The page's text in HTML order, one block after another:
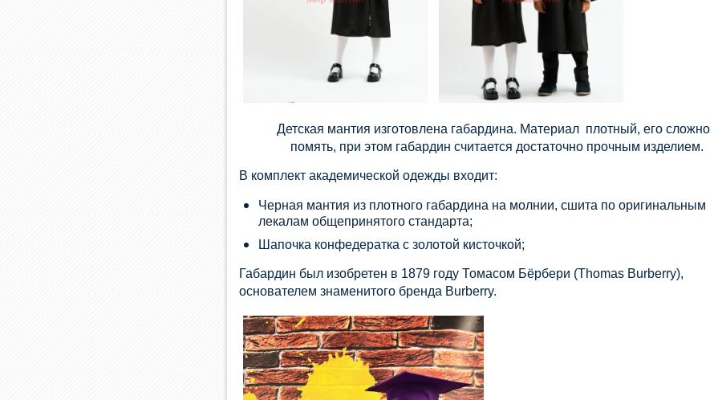
Детская мантия изготовлена габардина. Материал плотный, его сложно
помять, при этом габардин считается достаточно прочным изделием.
В комплект академической одежды входит:
Черная мантия из плотного габардина на молнии, сшита по оригинальным
лекалам общепринятого стандарта;
Шапочка конфедератка с золотой кисточкой;
Габардин был изобретен в 1879 году Томасом Бёрбери (Thomas Burberry),
основателем знаменитого бренда Burberry.